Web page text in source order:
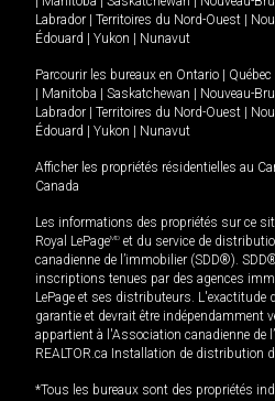
Labrador
Territoires du Nord-Ouest
Édouard
Yukon Nunavut
Parcourir les bureaux en Ontario Québec
Manitoba Saskatchewan Nouveau-
Labrador
Territoires du Nord-Ouest
Édouard
Yukon Nunavut
Afficher les propriétés résidentielles au
Canada
Les informations des propriétés sur ce
Royal LePageMD et du service de
canadienne de l’immobilier (SDD®).
inscriptions tenues par des agences
LePage et ses distributeurs. L'exactitude
garantie et devrait être indépendamment
appartient à l'Association canadienne de
REALTOR.ca Installation de distribution
*Tous les bureaux sont des propriétés